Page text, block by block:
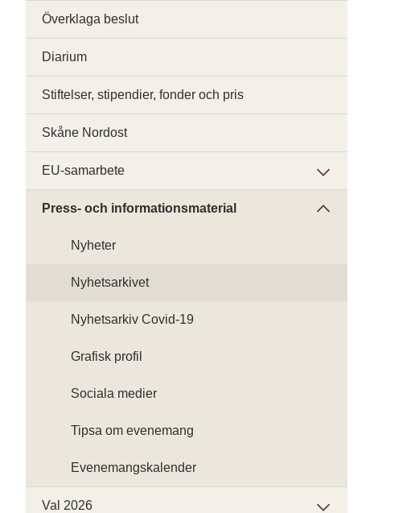
Överklaga beslut
Diarium
Stiftelser, stipendier, fonder och pris
Skåne Nordost
EU-samarbete
Press- och informationsmaterial
Nyheter
Nyhetsarkivet
Nyhetsarkiv Covid-19
Grafisk profil
Sociala medier
Tipsa om evenemang
Evenemangskalender
Val 2026